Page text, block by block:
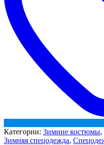
Категории: Зимние костюмы,
Зимняя спецодежда,